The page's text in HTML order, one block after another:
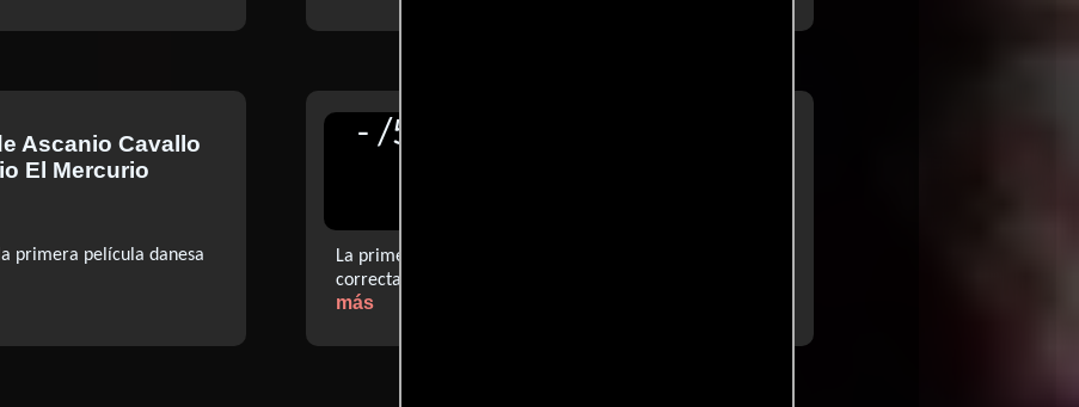
Ascanio Cavallo
El Mercurio
primera película danesa
- /5
La primera película del género hecha en Dinamarca es
correcta, pero no se aparta de las convenciones.
más